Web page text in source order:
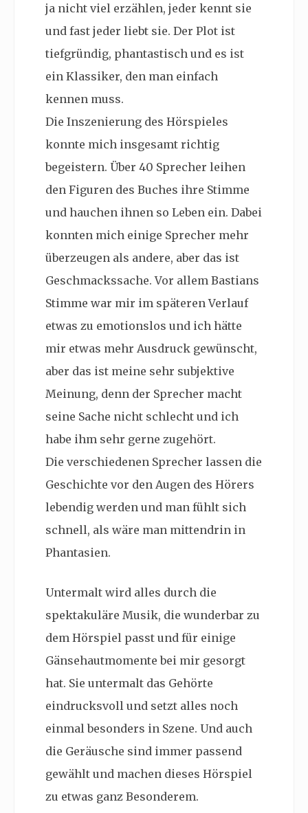
ja nicht viel erzählen, jeder kennt sie
und fast jeder liebt sie. Der Plot ist
tiefgründig, phantastisch und es ist
ein Klassiker, den man einfach
kennen muss.
Die Inszenierung des Hörspieles
konnte mich insgesamt richtig
begeistern. Über 40 Sprecher leihen
den Figuren des Buches ihre Stimme
und hauchen ihnen so Leben ein. Dabei
konnten mich einige Sprecher mehr
überzeugen als andere, aber das ist
Geschmackssache. Vor allem Bastians
Stimme war mir im späteren Verlauf
etwas zu emotionslos und ich hätte
mir etwas mehr Ausdruck gewünscht,
aber das ist meine sehr subjektive
Meinung, denn der Sprecher macht
seine Sache nicht schlecht und ich
habe ihm sehr gerne zugehört.
Die verschiedenen Sprecher lassen die
Geschichte vor den Augen des Hörers
lebendig werden und man fühlt sich
schnell, als wäre man mittendrin in
Phantasien.
Untermalt wird alles durch die
spektakuläre Musik, die wunderbar zu
dem Hörspiel passt und für einige
Gänsehautmomente bei mir gesorgt
hat. Sie untermalt das Gehörte
eindrucksvoll und setzt alles noch
einmal besonders in Szene. Und auch
die Geräusche sind immer passend
gewählt und machen dieses Hörspiel
zu etwas ganz Besonderem.